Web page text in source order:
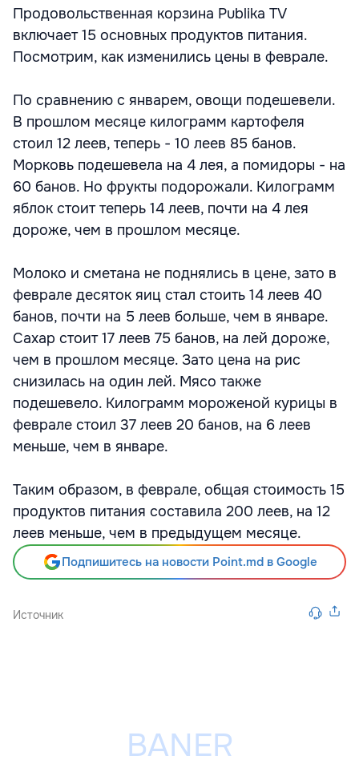
Продовольственная корзина Publika TV
включает 15 основных продуктов питания.
Посмотрим, как изменились цены в феврале.
По сравнению с январем, овощи подешевели.
В прошлом месяце килограмм картофеля
стоил 12 леев, теперь - 10 леев 85 банов.
Морковь подешевела на 4 лея, а помидоры - на
60 банов. Но фрукты подорожали. Килограмм
яблок стоит теперь 14 леев, почти на 4 лея
дороже, чем в прошлом месяце.
Молоко и сметана не поднялись в цене, зато в
феврале десяток яиц стал стоить 14 леев 40
банов, почти на 5 леев больше, чем в январе.
Сахар стоит 17 леев 75 банов, на лей дороже,
чем в прошлом месяце. Зато цена на рис
снизилась на один лей. Мясо также
подешевело. Килограмм мороженой курицы в
феврале стоил 37 леев 20 банов, на 6 леев
меньше, чем в январе.
Таким образом, в феврале, общая стоимость 15
продуктов питания составила 200 леев, на 12
леев меньше, чем в предыдущем месяце.
Подпишитесь на новости Point.md в Google
Источник